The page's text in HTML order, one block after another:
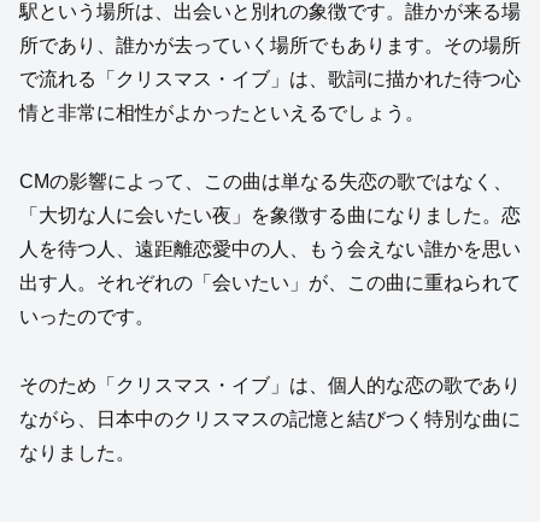
駅という場所は、出会いと別れの象徴です。誰かが来る場
所であり、誰かが去っていく場所でもあります。その場所
で流れる「クリスマス・イブ」は、歌詞に描かれた待つ心
情と非常に相性がよかったといえるでしょう。
CMの影響によって、この曲は単なる失恋の歌ではなく、
「大切な人に会いたい夜」を象徴する曲になりました。恋
人を待つ人、遠距離恋愛中の人、もう会えない誰かを思い
出す人。それぞれの「会いたい」が、この曲に重ねられて
いったのです。
そのため「クリスマス・イブ」は、個人的な恋の歌であり
ながら、日本中のクリスマスの記憶と結びつく特別な曲に
なりました。